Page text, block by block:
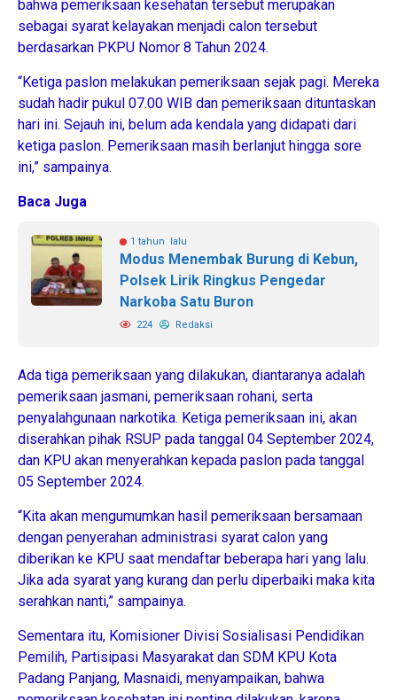
bahwa pemeriksaan kesehatan tersebut merupakan
sebagai syarat kelayakan menjadi calon tersebut
berdasarkan PKPU Nomor 8 Tahun 2024.
“Ketiga paslon melakukan pemeriksaan sejak pagi. Mereka
sudah hadir pukul 07.00 WIB dan pemeriksaan dituntaskan
hari ini. Sejauh ini, belum ada kendala yang didapati dari
ketiga paslon. Pemeriksaan masih berlanjut hingga sore
ini,” sampainya.
Baca Juga
1 tahun lalu
Modus Menembak Burung di Kebun,
Polsek Lirik Ringkus Pengedar
Narkoba Satu Buron
224 Redaksi
Ada tiga pemeriksaan yang dilakukan, diantaranya adalah
pemeriksaan jasmani, pemeriksaan rohani, serta
penyalahgunaan narkotika. Ketiga pemeriksaan ini, akan
diserahkan pihak RSUP pada tanggal 04 September 2024,
dan KPU akan menyerahkan kepada paslon pada tanggal
05 September 2024.
“Kita akan mengumumkan hasil pemeriksaan bersamaan
dengan penyerahan administrasi syarat calon yang
diberikan ke KPU saat mendaftar beberapa hari yang lalu.
Jika ada syarat yang kurang dan perlu diperbaiki maka kita
serahkan nanti,” sampainya.
Sementara itu, Komisioner Divisi Sosialisasi Pendidikan
Pemilih, Partisipasi Masyarakat dan SDM KPU Kota
Padang Panjang, Masnaidi, menyampaikan, bahwa